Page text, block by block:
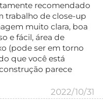
recomendado
trabalho de close-up
muito clara, boa
e fácil, área de
(pode ser em torno
que você está
parece
2022/10/31